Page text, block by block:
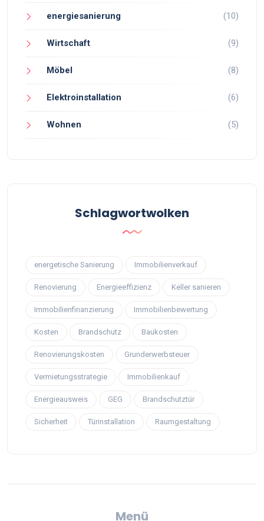
energiesanierung (10)
Wirtschaft (9)
Möbel (8)
Elektroinstallation (6)
Wohnen (5)
Schlagwortwolken
energetische Sanierung Immobilienverkauf
Renovierung Energieeffizienz Keller sanieren
Immobilienfinanzierung Immobilienbewertung
Kosten Brandschutz Baukosten
Renovierungskosten Grunderwerbsteuer
Vermietungsstrategie Immobilienkauf
Energieausweis GEG Brandschutztür
Sicherheit Türinstallation Raumgestaltung
Menü